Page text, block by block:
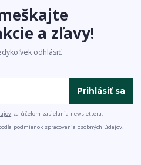
a zľavy!
odhlásiť.
Prihlásiť sa
za účelom zasielania newslettera.
podmienok spracovania osobných údajov.